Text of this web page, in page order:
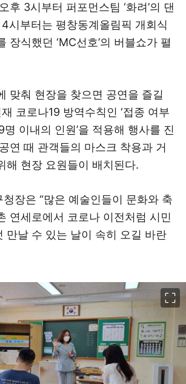
후 3시부터 퍼포먼스팀 ‘화려’의 댄
시부터는 평창동계올림픽 개회식
장식했던 ‘MC선호’의 버블쇼가 펼
맞춰 현장을 찾으면 공연을 즐길
코로나19 방역수칙인 ‘접종 여부
이내의 인원’을 적용해 행사를 진
연 때 관객들의 마스크 착용과 거
해 현장 요원들이 배치된다.
장은 “많은 예술인들이 문화와 축
연세로에서 코로나 이전처럼 시민
만날 수 있는 날이 속히 오길 바란